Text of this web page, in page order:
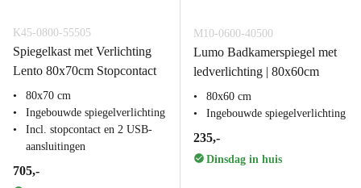
K45-0800-55505
Spiegelkast met Verlichting
Lento 80x70cm Stopcontact
80x70 cm
Ingebouwde spiegelverlichting
Incl. stopcontact en 2 USB-
aansluitingen
705,-
M10-0600-40500
Lumo Badkamerspiegel met
ledverlichting | 80x60cm
80x60 cm
Ingebouwde spiegelverlichting
235,-
Dinsdag in huis